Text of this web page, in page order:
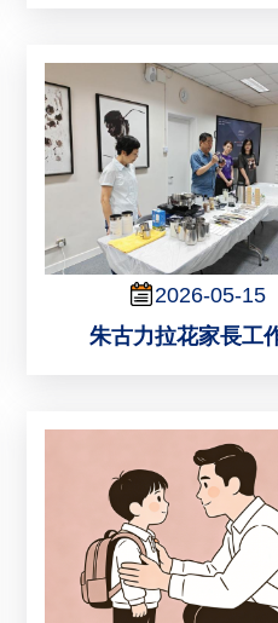
2026-05-15
朱古力拉花家長工